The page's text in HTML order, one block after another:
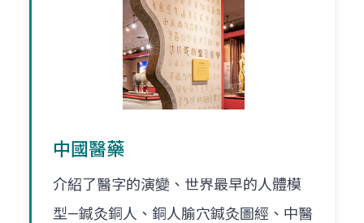
中國醫藥
介紹了醫字的演變、世界最早的人體模
型—鍼灸銅人、銅人腧穴鍼灸圖經、中醫